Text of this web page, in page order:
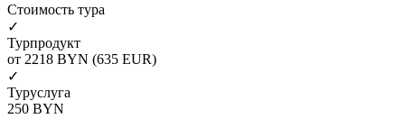
Cтоимость тура
✓
Турпродукт
от 2218 BYN (635 EUR)
✓
Туруслуга
250 BYN